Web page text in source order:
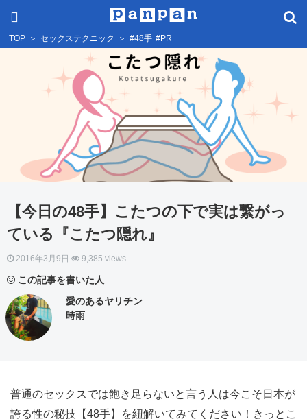
TOP ＞ セックステクニック ＞ #48手 #PR
【今日の48手】こたつの下で実は繋がっ
ている『こたつ隠れ』
2016年3月9日 9,385 views
この記事を書いた人
愛のあるヤリチン
時雨
普通のセックスでは飽き足らないと言う人は今こそ日本が
誇る性の秘技【48手】を紐解いてみてください！きっとこ